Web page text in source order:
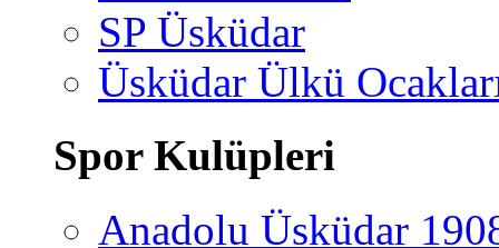
SP Üsküdar
Üsküdar Ülkü
Spor Kulüpleri
Anadolu Üsküdar